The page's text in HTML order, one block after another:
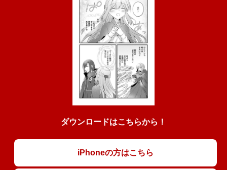
ダウンロードはこちらから！
iPhoneの方はこちら